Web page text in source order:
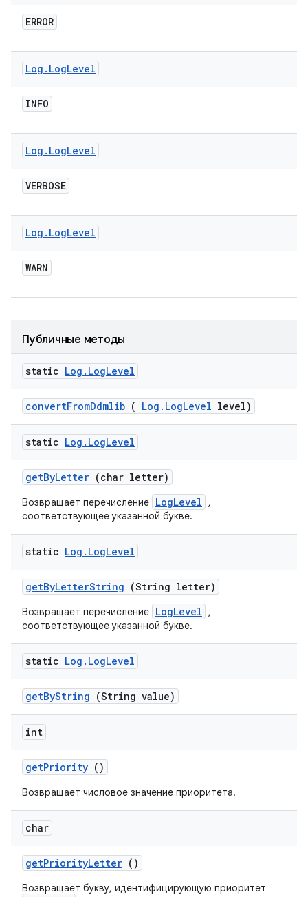
ERROR
Log . LogLevel
INFO
Log . LogLevel
VERBOSE
Log . LogLevel
WARN
Публичные методы
static Log . LogLevel
convertFromDdmlib ( Log . LogLevel level)
static Log . LogLevel
getByLetter (char letter)
Возвращает перечисление LogLevel
,
соответствующее указанной букве.
static Log . LogLevel
getByLetterString (String letter)
Возвращает перечисление LogLevel
,
соответствующее указанной букве.
static Log . LogLevel
getByString (String value)
int
getPriority ()
Возвращает числовое значение приоритета.
char
getPriorityLetter ()
Возвращает букву, идентифицирующую приоритет